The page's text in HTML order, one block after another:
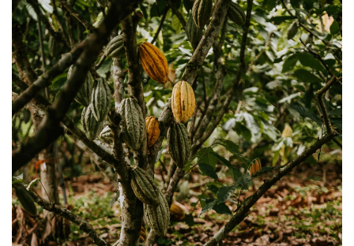
Mail:info@beriksson.se
Beställ:order@beriksson.se
Du kan även beställa
ishoppenellervia telefon
Hitta till oss
Beriksson AB
Montörvägen 2​
461 37 Trollhättan
Sweden
OrgNr: 559043-2612